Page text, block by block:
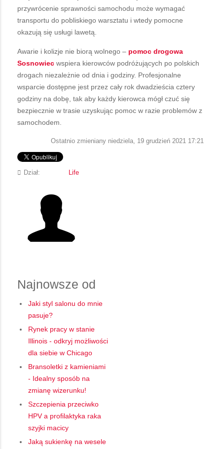
przywrócenie sprawności samochodu może wymagać
transportu do pobliskiego warsztatu i wtedy pomocne
okazują się usługi lawetą.
Awarie i kolizje nie biorą wolnego – pomoc drogowa
Sosnowiec wspiera kierowców podróżujących po polskich
drogach niezależnie od dnia i godziny. Profesjonalne
wsparcie dostępne jest przez cały rok dwadzieścia cztery
godziny na dobę, tak aby każdy kierowca mógł czuć się
bezpiecznie w trasie uzyskując pomoc w razie problemów z
samochodem.
Ostatnio zmieniany niedziela, 19 grudzień 2021 17:21
Dział: Life
Najnowsze od
Jaki styl salonu do mnie
pasuje?
Rynek pracy w stanie
Illinois - odkryj możliwości
dla siebie w Chicago
Bransoletki z kamieniami
- Idealny sposób na
zmianę wizerunku!
Szczepienia przeciwko
HPV a profilaktyka raka
szyjki macicy
Jaką sukienkę na wesele